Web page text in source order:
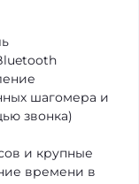
шагомера и
звонка)
и крупные
времени в